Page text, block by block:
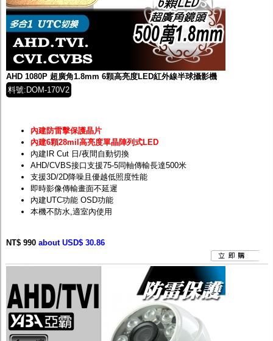
AHD 1080P 超廣角1.8mm 6顆高亮度LED紅外線半球攝影機
料號:DOM-170V2
內建防雷擊保護晶片
內建6顆28mil高亮度單晶陣列式LED
內建IR Cut 日/夜間自動切換
AHD/CVBS接口支援75-5同軸傳輸長達500米
支援3D/2D降噪且優越低照度性能
即時影像傳輸畫面不延遲
內建UTC功能 OSD功能
本機不防水,適室內使用
NT$ 990 about USD$ 30.86